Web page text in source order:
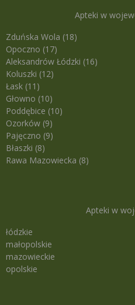
Apteki w
Zduńska Wola (18)
Opoczno (17)
Aleksandrów Łódzki (16)
Koluszki (12)
Łask (11)
Głowno (10)
Poddębice (10)
Ozorków (9)
Pajęczno (9)
Błaszki (8)
Rawa Mazowiecka (8)
Apteki w
łódzkie
małopolskie
mazowieckie
opolskie